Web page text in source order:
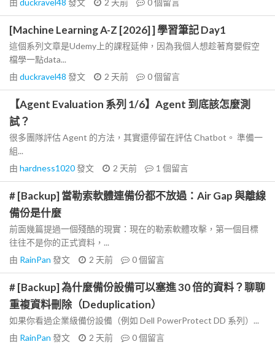
由 duckravel48 發文 2 天前 0個留言
[Machine Learning A-Z [2026] ] 學習筆記 Day1
這個系列文章是Udemy上的課程延伸，因為我個人想趁著育嬰假空
檔學一點data...
由 duckravel48 發文 2 天前 0個留言
【Agent Evaluation 系列 1/6】Agent 到底該怎麼測
試？
很多團隊評估 Agent 的方法，其實還停留在評估 Chatbot。 準備一
組...
由 hardness1020發文 2 天前 1 個留言
# [Backup] 當勒索軟體連備份都不放過：Air Gap 與離線
備份是什麼
前面幾篇提過一個殘酷的現實：現在的勒索軟體攻擊，第一個目標
往往不是你的正式資料，...
由 RainPan 發文 2 天前 0個留言
# [Backup] 為什麼備份設備可以塞進 30 倍的資料？聊聊
重複資料刪除（Deduplication）
如果你看過企業級備份設備（例如 Dell PowerProtect DD 系列）...
由 RainPan 發文 2 天前 0個留言